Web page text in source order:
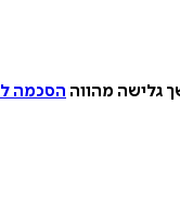
גלישה מהווה הסכמה